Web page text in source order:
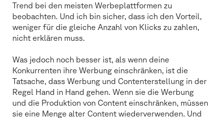
Trend bei den meisten Werbeplattformen zu
beobachten. Und ich bin sicher, dass ich den Vorteil,
weniger für die gleiche Anzahl von Klicks zu zahlen,
nicht erklären muss.
Was jedoch noch besser ist, als wenn deine
Konkurrenten ihre Werbung einschränken, ist die
Tatsache, dass Werbung und Contenterstellung in der
Regel Hand in Hand gehen. Wenn sie die Werbung
und die Produktion von Content einschränken, müssen
sie eine Menge alter Content wiederverwenden. Und